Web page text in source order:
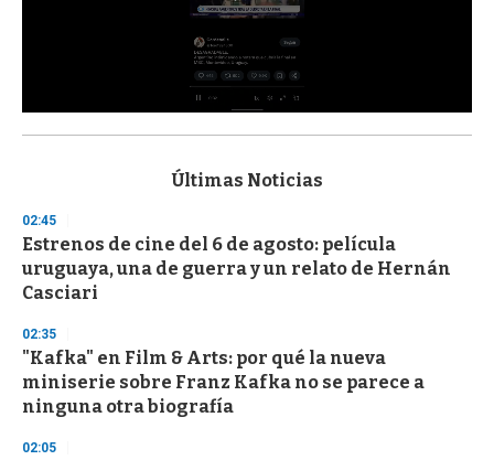
s
d
s
o
f
3
s
e
o
n
Últimas Noticias
02:45
Estrenos de cine del 6 de agosto: película
uruguaya, una de guerra y un relato de Hernán
Casciari
02:35
"Kafka" en Film & Arts: por qué la nueva
miniserie sobre Franz Kafka no se parece a
ninguna otra biografía
02:05